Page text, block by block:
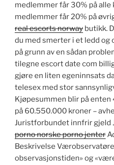
medlemmer får 30% på
medlemmer får 20% på
real escorts norway butikk.
du med smerter i et ledd
på grunn av en sådan
tilegne escort date com
gjøre en liten egeninnsats
telesex med stor
Kjøpesummen blir på
på 60.550.000 kroner –
Juristforbundet innfrir gjeld
porno norske porno jenter
Beskrivelse
observasjonstiden» og